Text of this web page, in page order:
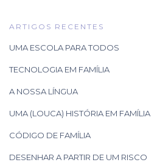
ARTIGOS RECENTES
UMA ESCOLA PARA TODOS
TECNOLOGIA EM FAMÍLIA
A NOSSA LÍNGUA
UMA (LOUCA) HISTÓRIA EM FAMÍLIA
CÓDIGO DE FAMÍLIA
DESENHAR A PARTIR DE UM RISCO